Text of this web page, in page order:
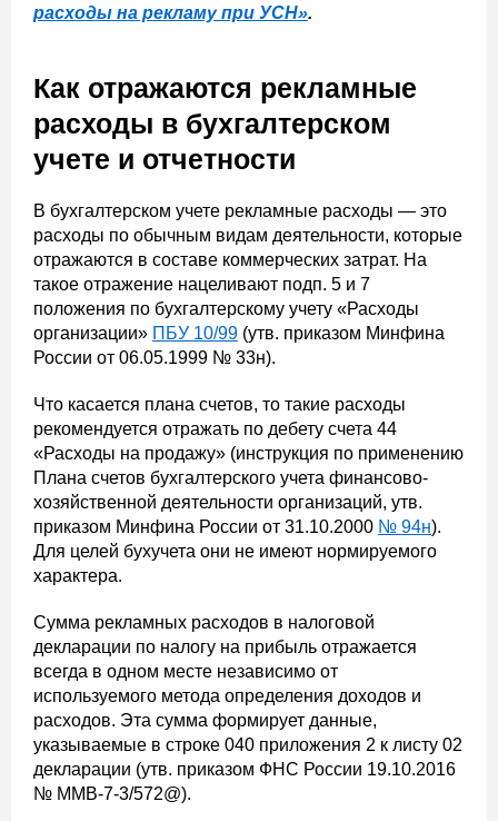
расходы на рекламу при УСН».
Как отражаются рекламные
расходы в бухгалтерском
учете и отчетности
В бухгалтерском учете рекламные расходы — это
расходы по обычным видам деятельности, которые
отражаются в составе коммерческих затрат. На
такое отражение нацеливают подп. 5 и 7
положения по бухгалтерскому учету «Расходы
организации» ПБУ 10/99 (утв. приказом Минфина
России от 06.05.1999 № 33н).
Что касается плана счетов, то такие расходы
рекомендуется отражать по дебету счета 44
«Расходы на продажу» (инструкция по применению
Плана счетов бухгалтерского учета финансово-
хозяйственной деятельности организаций, утв.
приказом Минфина России от 31.10.2000 № 94н).
Для целей бухучета они не имеют нормируемого
характера.
Сумма рекламных расходов в налоговой
декларации по налогу на прибыль отражается
всегда в одном месте независимо от
используемого метода определения доходов и
расходов. Эта сумма формирует данные,
указываемые в строке 040 приложения 2 к листу 02
декларации (утв. приказом ФНС России 19.10.2016
№ ММВ-7-3/572@).